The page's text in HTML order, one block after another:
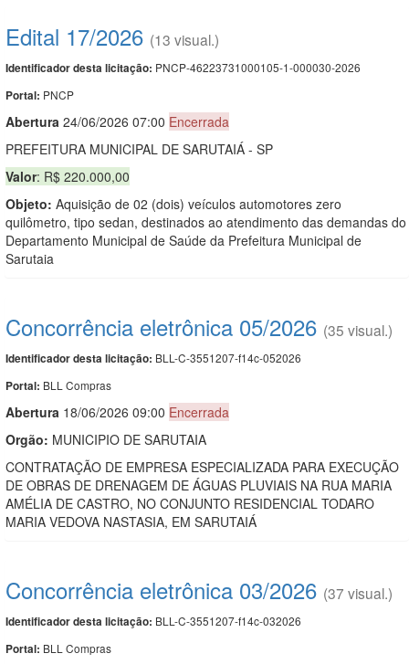
Edital 17/2026 (13 visual.)
Identificador desta licitação: PNCP-46223731000105-1-000030-2026
Portal: PNCP
Abertura 24/06/2026 07:00 Encerrada
PREFEITURA MUNICIPAL DE SARUTAIÁ - SP
Valor: R$ 220.000,00
Objeto: Aquisição de 02 (dois) veículos automotores zero
quilômetro, tipo sedan, destinados ao atendimento das demandas do
Departamento Municipal de Saúde da Prefeitura Municipal de
Sarutaia
Concorrência eletrônica 05/2026 (35 visual.)
Identificador desta licitação: BLL-C-3551207-f14c-052026
Portal: BLL Compras
Abertura 18/06/2026 09:00 Encerrada
Orgão: MUNICIPIO DE SARUTAIA
CONTRATAÇÃO DE EMPRESA ESPECIALIZADA PARA EXECUÇÃO
DE OBRAS DE DRENAGEM DE ÁGUAS PLUVIAIS NA RUA MARIA
AMÉLIA DE CASTRO, NO CONJUNTO RESIDENCIAL TODARO
MARIA VEDOVA NASTASIA, EM SARUTAIÁ
Concorrência eletrônica 03/2026 (37 visual.)
Identificador desta licitação: BLL-C-3551207-f14c-032026
Portal: BLL Compras